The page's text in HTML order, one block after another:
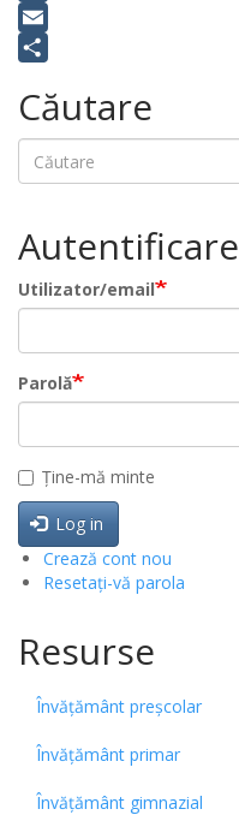
LinkedIn
Email
Căutare
Căutare
Autentificare
Utilizator/email
Parolă
Ține-mă minte
Log in
Crează cont nou
Resetați-vă parola
Resurse
Învățământ preșcolar
Învățământ primar
Învățământ gimnazial